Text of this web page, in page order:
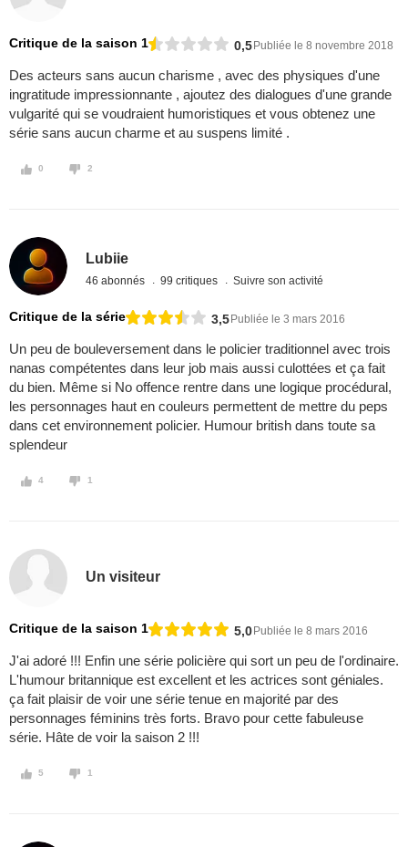
Critique de la saison 1 0,5Publiée le 8 novembre 2018
Des acteurs sans aucun charisme , avec des physiques d'une
ingratitude impressionnante , ajoutez des dialogues d'une grande
vulgarité qui se voudraient humoristiques et vous obtenez une
série sans aucun charme et au suspens limité .
0 2
Lubiie
46 abonnés 99 critiques Suivre son activité
Critique de la série 3,5Publiée le 3 mars 2016
Un peu de bouleversement dans le policier traditionnel avec trois
nanas compétentes dans leur job mais aussi culottées et ça fait
du bien. Même si No offence rentre dans une logique procédural,
les personnages haut en couleurs permettent de mettre du peps
dans cet environnement policier. Humour british dans toute sa
splendeur
4 1
Un visiteur
Critique de la saison 1 5,0Publiée le 8 mars 2016
J'ai adoré !!! Enfin une série policière qui sort un peu de l'ordinaire.
L'humour britannique est excellent et les actrices sont géniales.
ça fait plaisir de voir une série tenue en majorité par des
personnages féminins très forts. Bravo pour cette fabuleuse
série. Hâte de voir la saison 2 !!!
5 1